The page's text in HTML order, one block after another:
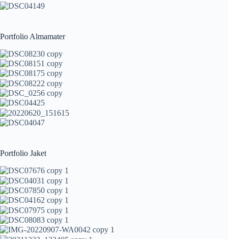
Portfolio Almamater
Portfolio Jaket